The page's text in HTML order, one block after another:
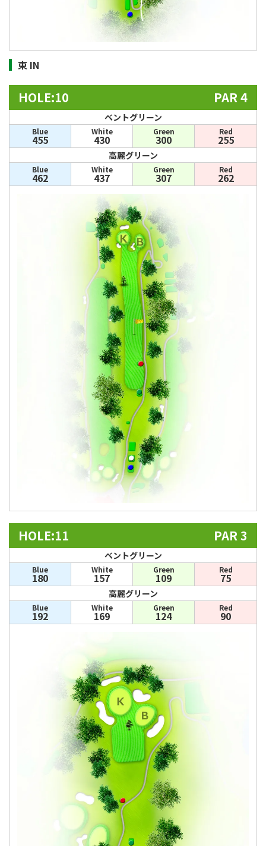
東 IN
HOLE:10 PAR 4
ベントグリーン
Blue
455
White
430
Green
300
Red
255
高麗グリーン
Blue
462
White
437
Green
307
Red
262
HOLE:11 PAR 3
ベントグリーン
Blue
180
White
157
Green
109
Red
75
高麗グリーン
Blue
192
White
169
Green
124
Red
90